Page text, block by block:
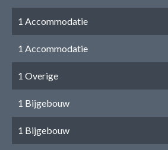
1 Accommodatie
1 Accommodatie
1 Overige
1 Bijgebouw
1 Bijgebouw